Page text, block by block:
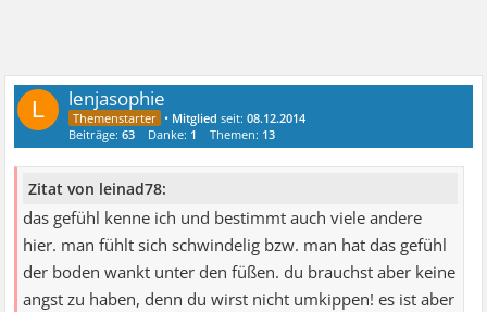
L lenjasophie
• Mitglied seit:08.12.2014
Beiträge:63 Danke: 1 Themen: 13
Zitat von leinad78:
das gefühl kenne ich und bestimmt auch viele andere
hier. man fühlt sich schwindelig bzw. man hat das gefühl
der boden wankt unter den füßen. du brauchst aber keine
angst zu haben, denn du wirst nicht umkippen! es ist aber